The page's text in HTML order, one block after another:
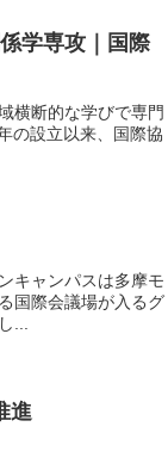
学専攻｜国際
横断的な学びで専門
の設立以来、国際協
キャンパスは多摩モ
国際会議場が入るグ
...
進